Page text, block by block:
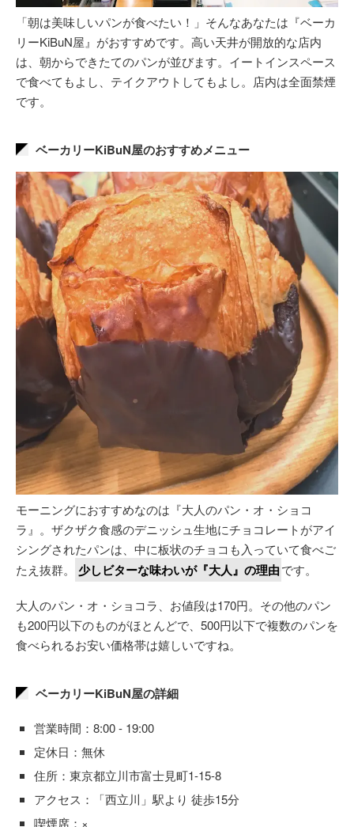
「朝は美味しいパンが食べたい！」そんなあなたは『ベーカ
リーKiBuN屋』がおすすめです。高い天井が開放的な店内
は、朝からできたてのパンが並びます。イートインスペース
で食べてもよし、テイクアウトしてもよし。店内は全面禁煙
です。
ベーカリーKiBuN屋のおすすめメニュー
モーニングにおすすめなのは『大人のパン・オ・ショコ
ラ』。ザクザク食感のデニッシュ生地にチョコレートがアイ
シングされたパンは、中に板状のチョコも入っていて食べご
たえ抜群。
少しビターな味わいが『大人』の理由です。
大人のパン・オ・ショコラ、お値段は170円。その他のパン
も200円以下のものがほとんどで、500円以下で複数のパンを
食べられるお安い価格帯は嬉しいですね。
ベーカリーKiBuN屋の詳細
営業時間：8:00 - 19:00
定休日：無休
住所：東京都立川市富士見町1-15-8
アクセス：「西立川」駅より 徒歩15分
喫煙席：×